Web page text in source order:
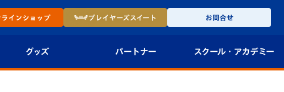
インショップ プレイヤーズスイート お問合せ
グッズ パートナー スクール・ アカデミー